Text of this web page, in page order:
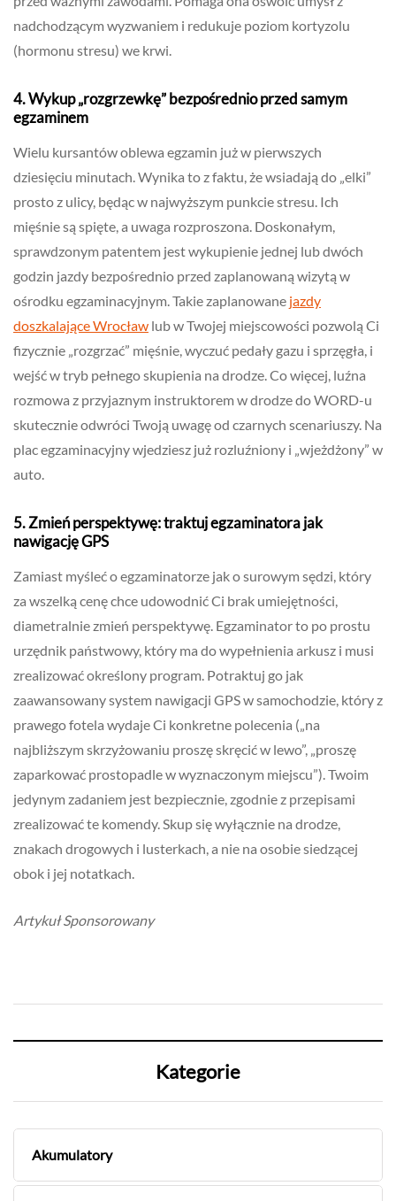
nadchodzącym wyzwaniem i redukuje poziom kortyzolu
(hormonu stresu) we krwi.
4. Wykup „rozgrzewkę” bezpośrednio przed samym
egzaminem
Wielu kursantów oblewa egzamin już w pierwszych
dziesięciu minutach. Wynika to z faktu, że wsiadają do „elki”
prosto z ulicy, będąc w najwyższym punkcie stresu. Ich
mięśnie są spięte, a uwaga rozproszona. Doskonałym,
sprawdzonym patentem jest wykupienie jednej lub dwóch
godzin jazdy bezpośrednio przed zaplanowaną wizytą w
ośrodku egzaminacyjnym. Takie zaplanowane jazdy
doszkalające Wrocław lub w Twojej miejscowości pozwolą Ci
fizycznie „rozgrzać” mięśnie, wyczuć pedały gazu i sprzęgła, i
wejść w tryb pełnego skupienia na drodze. Co więcej, luźna
rozmowa z przyjaznym instruktorem w drodze do WORD-u
skutecznie odwróci Twoją uwagę od czarnych scenariuszy. Na
plac egzaminacyjny wjedziesz już rozluźniony i „wjeżdżony” w
auto.
5. Zmień perspektywę: traktuj egzaminatora jak
nawigację GPS
Zamiast myśleć o egzaminatorze jak o surowym sędzi, który
za wszelką cenę chce udowodnić Ci brak umiejętności,
diametralnie zmień perspektywę. Egzaminator to po prostu
urzędnik państwowy, który ma do wypełnienia arkusz i musi
zrealizować określony program. Potraktuj go jak
zaawansowany system nawigacji GPS w samochodzie, który z
prawego fotela wydaje Ci konkretne polecenia („na
najbliższym skrzyżowaniu proszę skręcić w lewo”, „proszę
zaparkować prostopadle w wyznaczonym miejscu”). Twoim
jedynym zadaniem jest bezpiecznie, zgodnie z przepisami
zrealizować te komendy. Skup się wyłącznie na drodze,
znakach drogowych i lusterkach, a nie na osobie siedzącej
obok i jej notatkach.
Artykuł Sponsorowany
Kategorie
Akumulatory